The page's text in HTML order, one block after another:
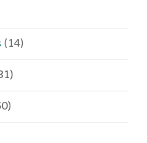
(14)